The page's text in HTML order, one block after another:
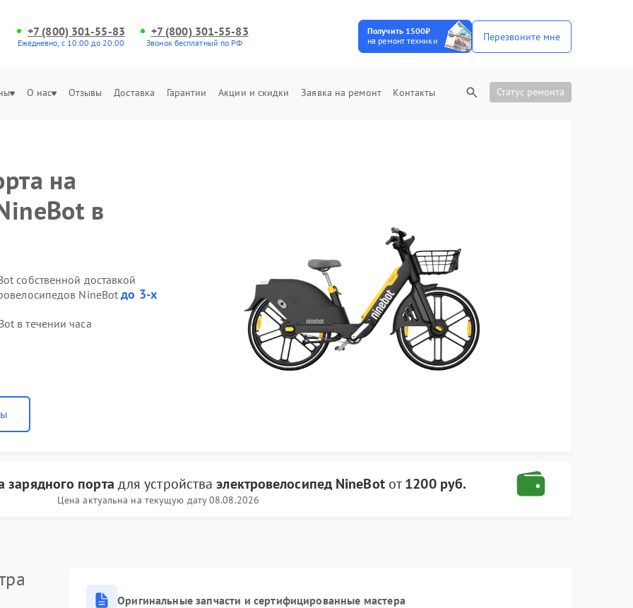
+7 (800) 301-55-83
Ежедневно, с 10:00 до 20:00
+7 (800) 301-55-83
Звонок бесплатный по РФ
Получить 1500₽
на ремонт техники
Перезвоните мне
О нас Отзывы Доставка Гарантии Акции и скидки Заявка на ремонт Контакты Статус ремонта
на
в
собственной доставкой
NineBotдо 3-х
в течении часа
зарядного порта для устройстваэлектровелосипед NineBotот1200 руб.
Цена актуальна на текущую дату 08.08.2026
Оригинальные запчасти и сертифицированные мастера